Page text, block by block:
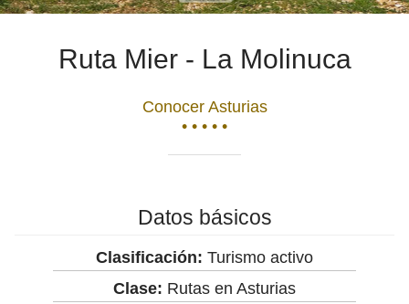
Ruta Mier - La Molinuca
Conocer Asturias
• • • • •
Datos básicos
Clasificación: Turismo activo
Clase: Rutas en Asturias